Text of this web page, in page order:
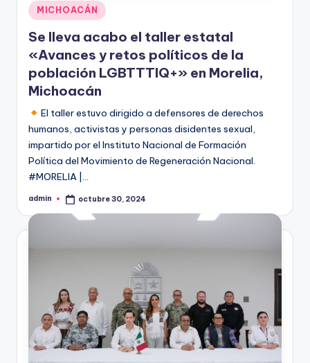
Publicado
en
MICHOACÁN
Se lleva acabo el taller estatal
«Avances y retos políticos de la
población LGBTTTIQ+» en Morelia,
Michoacán
El taller estuvo dirigido a defensores de derechos
humanos, activistas y personas disidentes sexual,
impartido por el Instituto Nacional de Formación
Política del Movimiento de Regeneración Nacional.
#MORELIA |…
Publicado
admin octubre 30, 2024